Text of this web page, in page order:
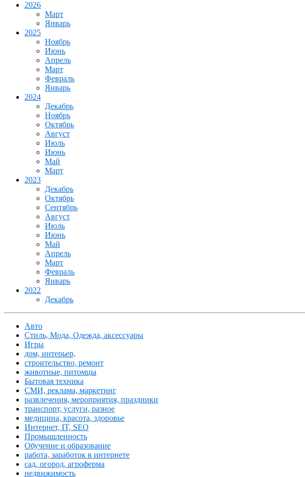
2026
Март
Январь
2025
Ноябрь
Июнь
Апрель
Март
Февраль
Январь
2024
Декабрь
Ноябрь
Октябрь
Август
Июль
Июнь
Май
Март
2023
Декабрь
Октябрь
Сентябрь
Август
Июль
Июнь
Май
Апрель
Март
Февраль
Январь
2022
Декабрь
Авто
Стиль, Мода, Одежда, аксессуары
Игры
дом, интерьер,
строительство, ремонт
животные, питомцы
Бытовая техника
СМИ, реклама, маркетинг
развлечения, мероприятия, праздники
транспорт, услуги, разное
медицина, красота, здоровье
Интернет, IT, SEO
Промышленность
Обучение и образование
работа, заработок в интернете
сад, огород, агроферма
недвижимость